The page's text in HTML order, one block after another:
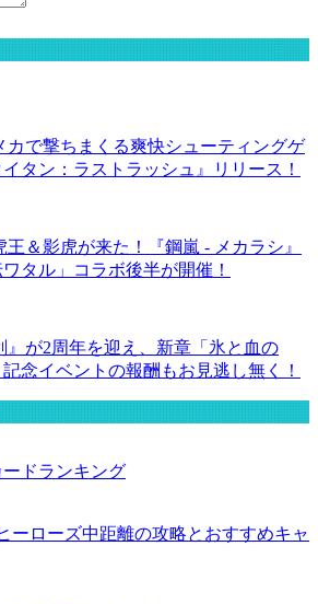
カで撃ちまくる爽快シューティングゲ
タン：ラストラッシュ』リリース！
王＆影虎が来た！『鋼嵐 - メカラシ』
タル」コラボ後半が開催！
』が2周年を迎え、新章「氷と血の
念イベントの報酬もお見逃し無く！
ドランキング
ーローズ中距離の攻略とおすすめキャ